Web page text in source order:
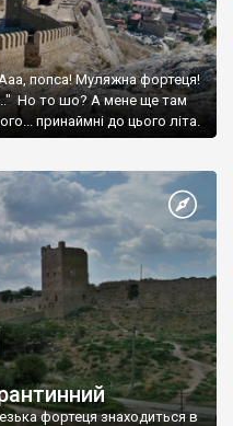
попса! Муляжна фортеця!
Но то шо? А мене ще там
принаймні до цього літа.
фортеця знаходиться в